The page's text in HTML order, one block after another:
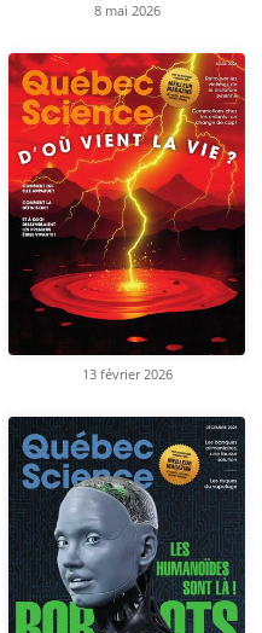
8 mai 2026
13 février 2026